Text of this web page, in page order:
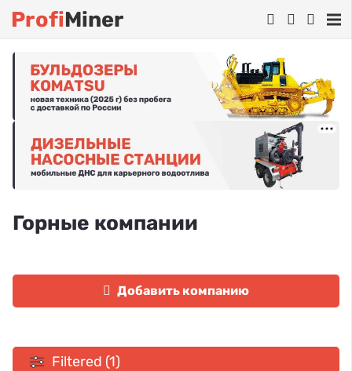
ProfiMiner
Горные компании
Добавить компанию
Filtered (1)